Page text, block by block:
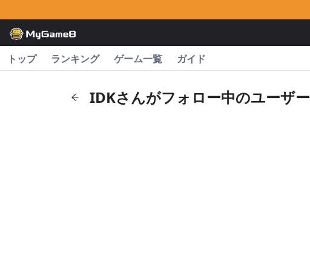
トップ ランキング ゲーム一覧 ガイド
IDKさんがフォロー中のユーザー